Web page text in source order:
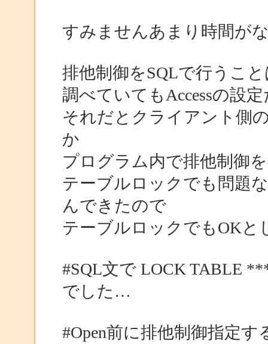
すみませんあまり時間が
排他制御をSQLで行うこ
調べていてもAccessの設
それだとクライアント側
か
プログラム内で排他制御
テーブルロックでも問題
んできたので
テーブルロックでもOKと
#SQL文で LOCK TABLE
でした…
#Open前に排他制御指定